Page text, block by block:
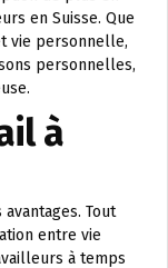
en Suisse. Que
vie personnelle,
personnelles,
à
Tout
entre vie
à temps